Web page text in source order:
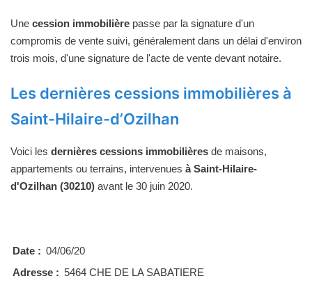
Une cession immobilière passe par la signature d'un
compromis de vente suivi, généralement dans un délai d'environ
trois mois, d'une signature de l'acte de vente devant notaire.
Les dernières cessions immobilières à
Saint-Hilaire-d’Ozilhan
Voici les dernières cessions immobilières de maisons,
appartements ou terrains, intervenues à Saint-Hilaire-
d'Ozilhan (30210) avant le 30 juin 2020.
Date : 04/06/20
Adresse : 5464 CHE DE LA SABATIERE